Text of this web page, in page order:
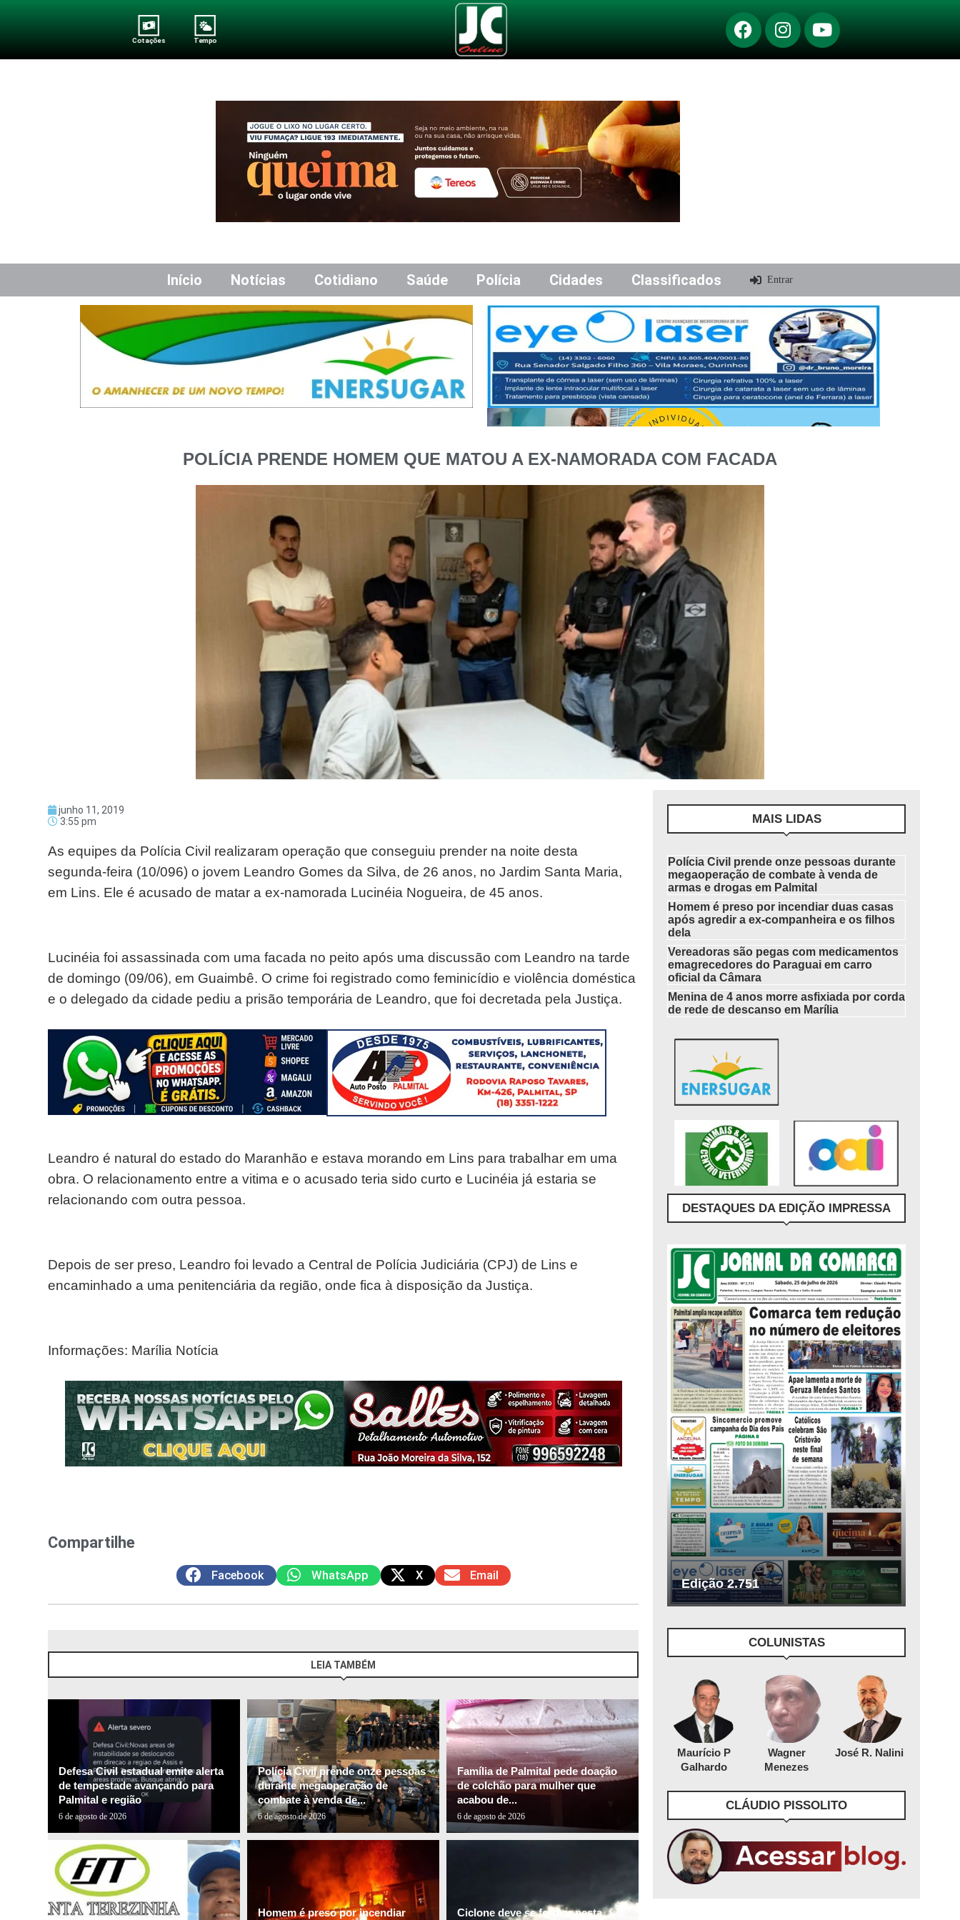
Cotações Tempo
Início Notícias Cotidiano Saúde Polícia Cidades Classificados Entrar
POLÍCIA PRENDE HOMEM QUE MATOU A EX-NAMORADA COM FACADA
junho 11, 2019
3:55 pm
As equipes da Polícia Civil realizaram operação que conseguiu prender na noite desta
segunda-feira (10/096) o jovem Leandro Gomes da Silva, de 26 anos, no Jardim Santa Maria,
em Lins. Ele é acusado de matar a ex-namorada Lucinéia Nogueira, de 45 anos.
Lucinéia foi assassinada com uma facada no peito após uma discussão com Leandro na tarde
de domingo (09/06), em Guaimbê. O crime foi registrado como feminicídio e violência doméstica
e o delegado da cidade pediu a prisão temporária de Leandro, que foi decretada pela Justiça.
Leandro é natural do estado do Maranhão e estava morando em Lins para trabalhar em uma
obra. O relacionamento entre a vitima e o acusado teria sido curto e Lucinéia já estaria se
relacionando com outra pessoa.
Depois de ser preso, Leandro foi levado a Central de Polícia Judiciária (CPJ) de Lins e
encaminhado a uma penitenciária da região, onde fica à disposição da Justiça.
Informações: Marília Notícia
Compartilhe
Facebook WhatsApp X Email
LEIA TAMBÉM
Defesa Civil estadual emite alerta
de tempestade avançando para
Palmital e região
6 de agosto de 2026
Polícia Civil prende onze pessoas
durante megaoperação de
combate à venda de...
6 de agosto de 2026
Família de Palmital pede doação
de colchão para mulher que
acabou de...
6 de agosto de 2026
Homem é preso por incendiar
Ciclone deve se formar nesta
MAIS LIDAS
Polícia Civil prende onze pessoas durante
megaoperação de combate à venda de
armas e drogas em Palmital
Homem é preso por incendiar duas casas
após agredir a ex-companheira e os filhos
dela
Vereadoras são pegas com medicamentos
emagrecedores do Paraguai em carro
oficial da Câmara
Menina de 4 anos morre asfixiada por corda
de rede de descanso em Marília
DESTAQUES DA EDIÇÃO IMPRESSA
Edição 2.751
COLUNISTAS
Maurício P
Galhardo
Wagner
Menezes
José R. Nalini
CLÁUDIO PISSOLITO